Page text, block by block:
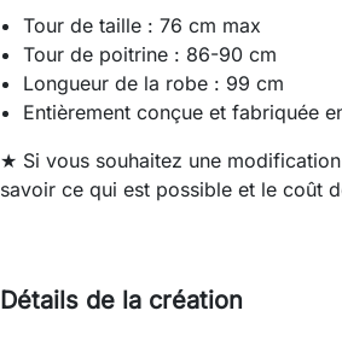
Tour de taille : 76 cm max
Tour de poitrine : 86-90 cm
Longueur de la robe : 99 cm
Entièrement conçue et fabriquée
★ Si vous souhaitez une
savoir ce qui est possible et le coût
Détails de la création